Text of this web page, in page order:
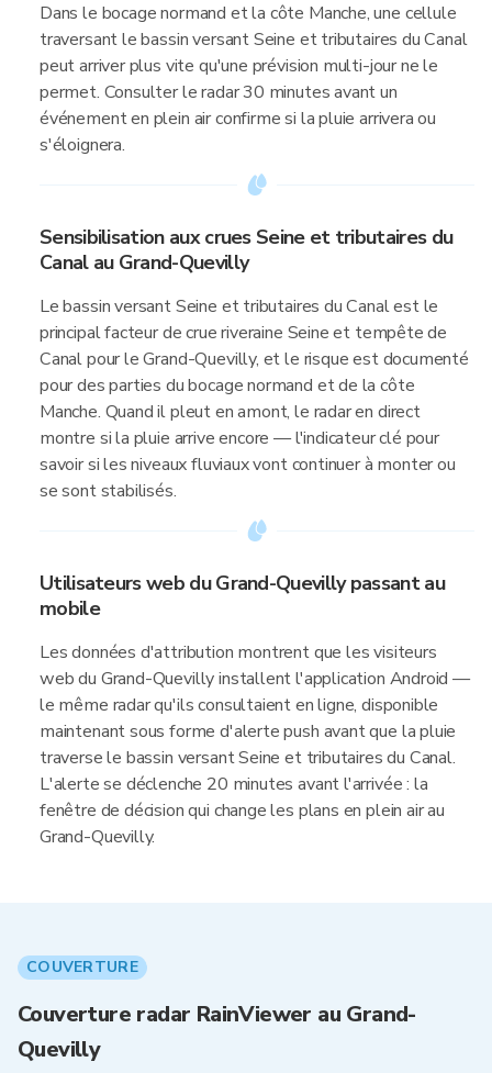
Dans le bocage normand et la côte Manche, une cellule
traversant le bassin versant Seine et tributaires du Canal
peut arriver plus vite qu'une prévision multi-jour ne le
permet. Consulter le radar 30 minutes avant un
événement en plein air confirme si la pluie arrivera ou
s'éloignera.
Sensibilisation aux crues Seine et tributaires du
Canal au Grand-Quevilly
Le bassin versant Seine et tributaires du Canal est le
principal facteur de crue riveraine Seine et tempête de
Canal pour le Grand-Quevilly, et le risque est documenté
pour des parties du bocage normand et de la côte
Manche. Quand il pleut en amont, le radar en direct
montre si la pluie arrive encore — l'indicateur clé pour
savoir si les niveaux fluviaux vont continuer à monter ou
se sont stabilisés.
Utilisateurs web du Grand-Quevilly passant au
mobile
Les données d'attribution montrent que les visiteurs
web du Grand-Quevilly installent l'application Android —
le même radar qu'ils consultaient en ligne, disponible
maintenant sous forme d'alerte push avant que la pluie
traverse le bassin versant Seine et tributaires du Canal.
L'alerte se déclenche 20 minutes avant l'arrivée : la
fenêtre de décision qui change les plans en plein air au
Grand-Quevilly.
COUVERTURE
Couverture radar RainViewer au Grand-
Quevilly